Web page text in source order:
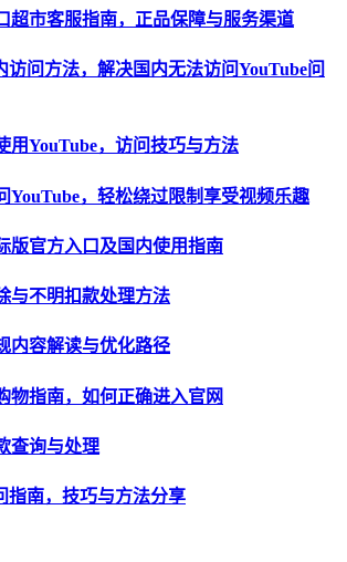
超市客服指南，正品保障与服务渠道
访问方法，解决国内无法访问YouTube问
用YouTube，访问技巧与方法
YouTube，轻松绕过限制享受视频乐趣
版官方入口及国内使用指南
与不明扣款处理方法
内容解读与优化路径
物指南，如何正确进入官网
查询与处理
指南，技巧与方法分享